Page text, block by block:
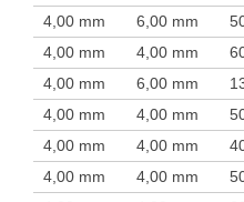
4,00 mm
6,00 mm
4,00 mm
4,00 mm
4,00 mm
6,00 mm
4,00 mm
4,00 mm
4,00 mm
4,00 mm
4,00 mm
4,00 mm